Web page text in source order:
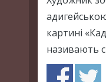
картині
називають